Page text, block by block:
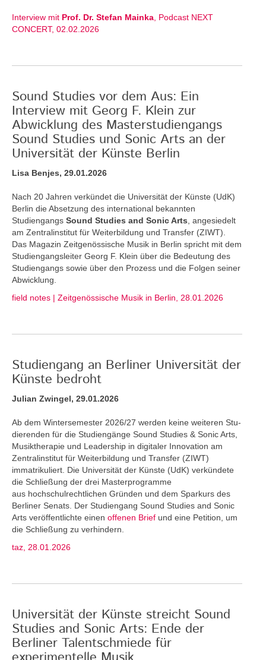
Interview mit Prof. Dr. Stefan Mainka , Podcast NEXT
CONCERT, 02.02.2026
Sound Studies vor dem Aus: Ein
Interview mit Georg F. Klein zur
Abwicklung des Masterstudiengangs
Sound Studies und Sonic Arts an der
Universität der Künste Berlin
Lisa Benjes, 29.01.2026
Nach 20 Jahren verkündet die Universität der Künste (UdK)
Berlin die Absetzung des international bekannten
Studiengangs Sound Studies and Sonic Arts , angesiedelt
am Zentralinstitut für Weiterbildung und Transfer (ZIWT).
Das Magazin Zeitgenössische Musik in Berlin spricht mit dem
Studiengangsleiter Georg F. Klein über die Bedeutung des
Studiengangs sowie über den Prozess und die Folgen seiner
Abwicklung.
field notes | Zeitgenössische Musik in Berlin, 28.01.2026
Studiengang an Berliner Universität der
Künste bedroht
Julian Zwingel, 29.01.2026
Ab dem Wintersemester 2026/27 werden keine weiteren Stu­
dierenden für die Studiengänge Sound Studies & Sonic Arts,
Musiktherapie und Leadership in digitaler Innovation am
Zentralinstitut für Weiterbildung und Transfer (ZIWT)
immatrikuliert. Die Universität der Künste (UdK) verkündete
die Schließung der drei Masterprogramme
aus hochschulrechtlichen Gründen und dem Sparkurs des
Berliner Senats. Der Studiengang Sound Studies and Sonic
Arts veröffentlichte einen offenen Brief und eine Petition, um
die Schließung zu verhindern.
taz, 28.01.2026
Universität der Künste streicht Sound
Studies and Sonic Arts: Ende der
Berliner Talentschmiede für